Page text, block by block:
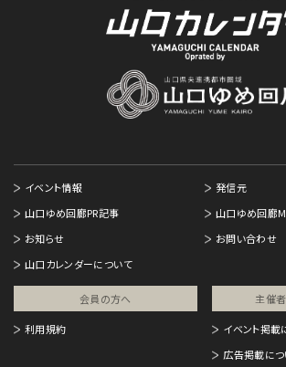
イベント情報
発信元
山口ゆめ回廊PR記事
山口ゆめ回廊
お知らせ
お問い合わせ
山口カレンダーについて
会員の方へ
利用規約
主催
イベント掲載
広告掲載につ